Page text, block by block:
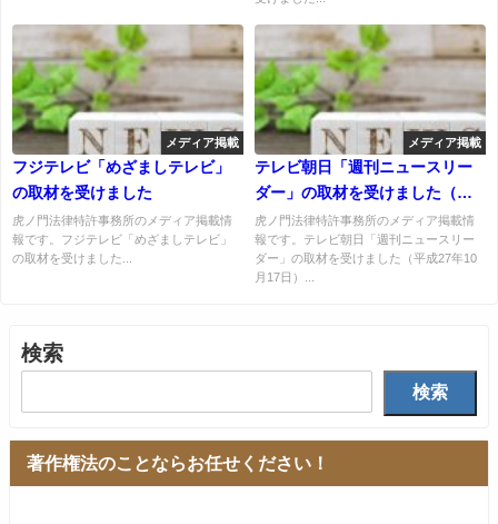
メディア掲載
フジテレビ「めざましテレビ」
の取材を受けました
虎ノ門法律特許事務所のメディア掲載情
報です。フジテレビ「めざましテレビ」
の取材を受けました...
メディア掲載
テレビ朝日「週刊ニュースリー
ダー」の取材を受けました（平
成27年10月17日）
虎ノ門法律特許事務所のメディア掲載情
報です。テレビ朝日「週刊ニュースリー
ダー」の取材を受けました（平成27年10
月17日）...
検索
検索
著作権法のことならお任せください！